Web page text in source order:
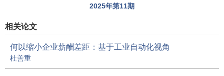
2025年第11期
相关论文
何以缩小企业薪酬差距：基于工业自动化视角
杜善重